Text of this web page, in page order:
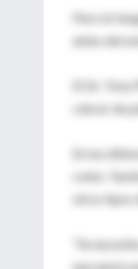
Pero el
antes del
El Dr.
cáncer de
En los
colon.
otros tipos
"Se
que quizá